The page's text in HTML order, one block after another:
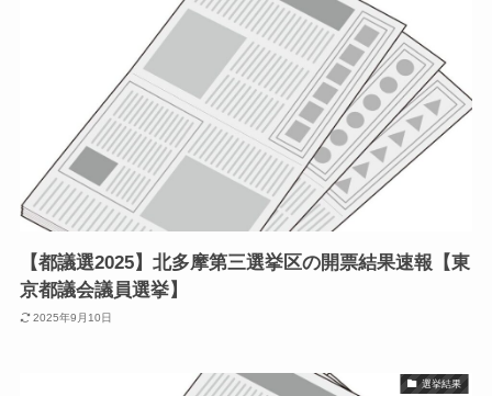
【都議選2025】北多摩第三選挙区の開票結果速報【東
京都議会議員選挙】
2025年9月10日
選挙結果